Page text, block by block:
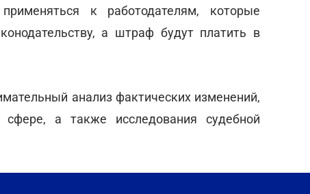
к работодателям, которые
а штраф будут платить в
анализ фактических изменений,
сфере, а также исследования судебной